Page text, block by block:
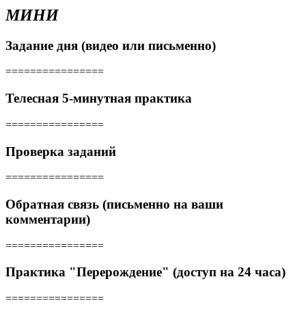
МИНИ
Задание дня (видео или письменно)
================
Телесная 5-минутная практика
================
Проверка заданий
================
Обратная связь (письменно на ваши
комментарии)
================
Практика "Перерождение" (доступ на 24 часа)
================